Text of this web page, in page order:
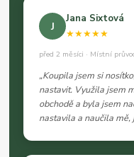
J
Jana Sixtová
★★★★★
před 2 měsíci · Místní
„Koupila jsem si
nastavit. Využila jsem
obchodě a byla jsem
nastavila a naučila